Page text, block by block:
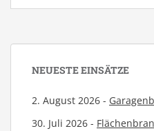
NEUESTE EINSÄTZE
2. August 2026 -
30. Juli 2026 -